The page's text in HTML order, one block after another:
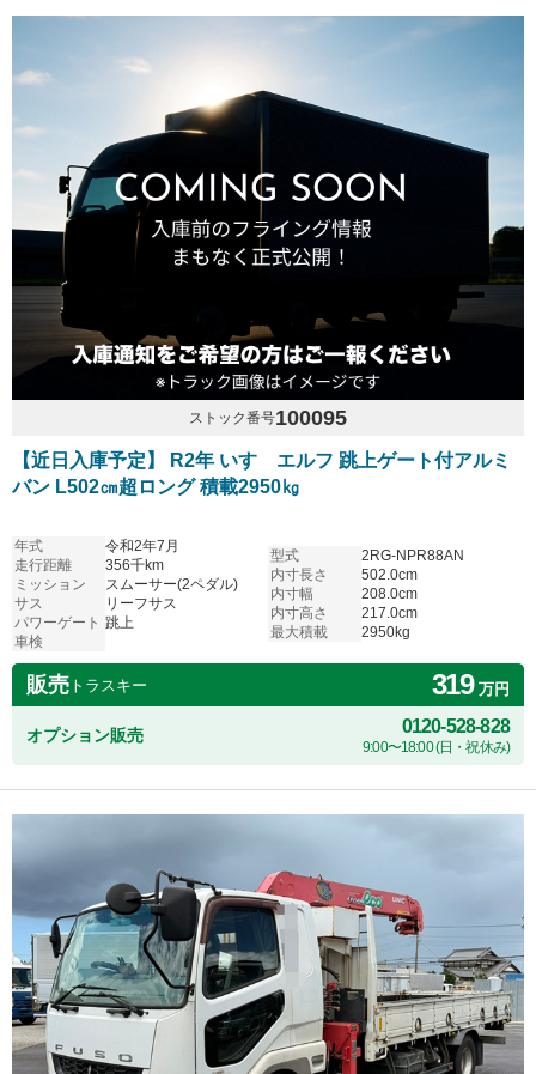
ストック番号100095
【近日入庫予定】 R2年 いすゞエルフ 跳上ゲート付アルミ
バン L502㎝超ロング 積載2950㎏
年式
令和2年7月
走行距離
356千km
ミッション
スムーサー(2ペダル)
サス
リーフサス
パワーゲート 跳上
車検
型式
2RG-NPR88AN
内寸長さ
502.0cm
内寸幅
208.0cm
内寸高さ
217.0cm
最大積載
2950kg
販売 トラスキー 319万円
オプション販売 0120-528-828
9:00〜18:00 (日・祝休み)